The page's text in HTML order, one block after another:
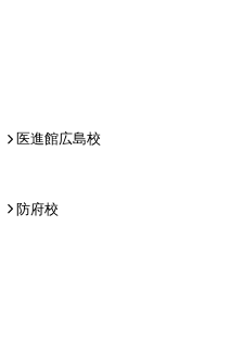
医進館広島校
防府校